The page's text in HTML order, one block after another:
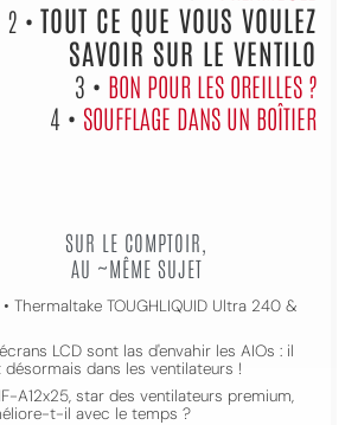
2 • TOUT CE QUE VOUS VOULEZ
SAVOIR SUR LE VENTILO
3 • BON POUR LES OREILLES ?
4 • SOUFFLAGE DANS UN BOÎTIER
SUR LE COMPTOIR,
AU ~MÊME SUJET
Thermaltake TOUGHLIQUID Ultra 240 &
LCD sont las d'envahir les AIOs : il
désormais dans les ventilateurs !
A12x25, star des ventilateurs premium,
t-il avec le temps ?